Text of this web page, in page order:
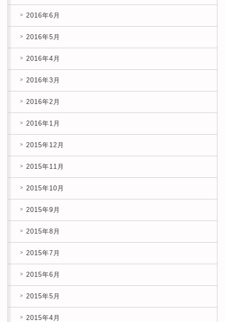
2016年6月
2016年5月
2016年4月
2016年3月
2016年2月
2016年1月
2015年12月
2015年11月
2015年10月
2015年9月
2015年8月
2015年7月
2015年6月
2015年5月
2015年4月